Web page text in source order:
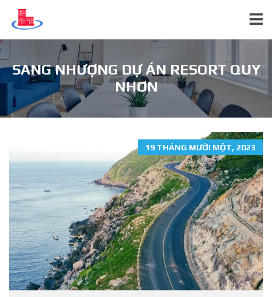
SANG NHƯỢNG DỰ ÁN RESORT QUY
NHƠN
19 THÁNG MƯỜI MỘT, 2023